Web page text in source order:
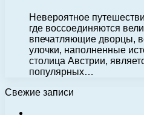
Невероятное
где воссоединяются
впечатляющие дворцы,
улочки, наполненные
столица Австрии,
популярных…
Свежие записи